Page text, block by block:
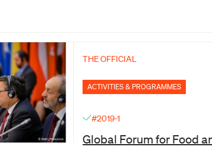
THE OFFICIAL
ACTIVITIES & PROGRAMMES
#2019-1
Global Forum for Food